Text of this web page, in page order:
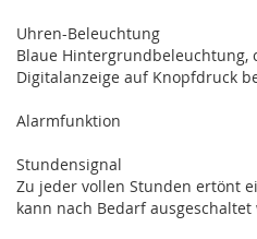
Uhren-Beleuchtung
Blaue Hintergrundbeleuchtung,
Digitalanzeige auf Knopfdruck
Alarmfunktion
Stundensignal
Zu jeder vollen Stunden ertönt
kann nach Bedarf ausgeschaltet